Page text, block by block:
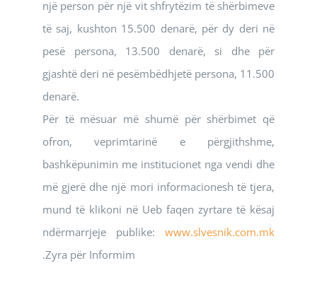
një person për një vit shfrytëzim të shërbimeve
të saj, kushton 15.500 denarë, për dy deri në
pesë persona, 13.500 denarë, si dhe për
gjashtë deri në pesëmbëdhjetë persona, 11.500
denarë.
Për të mësuar më shumë për shërbimet që
ofron, veprimtarinë e përgjithshme,
bashkëpunimin me institucionet nga vendi dhe
më gjerë dhe një mori informacionesh të tjera,
mund të klikoni në Ueb faqen zyrtare të kësaj
ndërmarrjeje publike: www.slvesnik.com.mk
.Zyra për Informim